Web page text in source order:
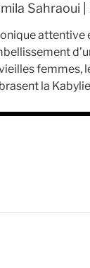
Sahraoui
attentive
femmes,
la